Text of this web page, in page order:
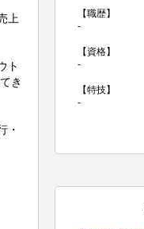
上
ト
き
・
【職歴】
-
【資格】
-
【特技】
-